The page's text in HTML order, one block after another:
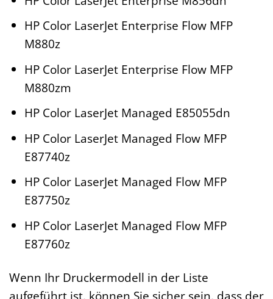
HP Color LaserJet Enterprise Flow MFP
M880z
HP Color LaserJet Enterprise Flow MFP
M880zm
HP Color LaserJet Managed E85055dn
HP Color LaserJet Managed Flow MFP
E87740z
HP Color LaserJet Managed Flow MFP
E87750z
HP Color LaserJet Managed Flow MFP
E87760z
Wenn Ihr Druckermodell in der Liste
aufgeführt ist, können Sie sicher sein, dass der